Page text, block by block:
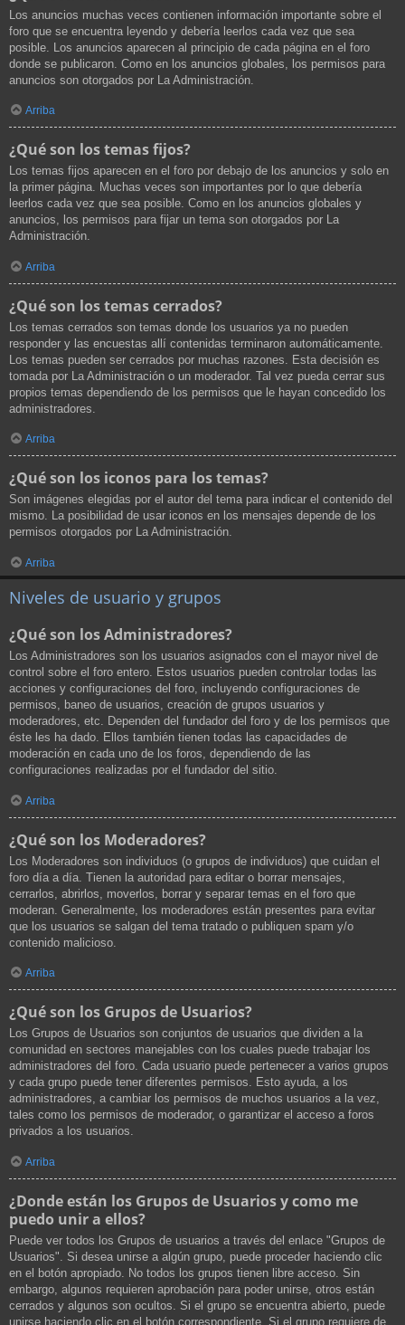
Los anuncios muchas veces contienen información importante sobre el
foro que se encuentra leyendo y debería leerlos cada vez que sea
posible. Los anuncios aparecen al principio de cada página en el foro
donde se publicaron. Como en los anuncios globales, los permisos para
anuncios son otorgados por La Administración.
Arriba
¿Qué son los temas fijos?
Los temas fijos aparecen en el foro por debajo de los anuncios y solo en
la primer página. Muchas veces son importantes por lo que debería
leerlos cada vez que sea posible. Como en los anuncios globales y
anuncios, los permisos para fijar un tema son otorgados por La
Administración.
Arriba
¿Qué son los temas cerrados?
Los temas cerrados son temas donde los usuarios ya no pueden
responder y las encuestas allí contenidas terminaron automáticamente.
Los temas pueden ser cerrados por muchas razones. Esta decisión es
tomada por La Administración o un moderador. Tal vez pueda cerrar sus
propios temas dependiendo de los permisos que le hayan concedido los
administradores.
Arriba
¿Qué son los iconos para los temas?
Son imágenes elegidas por el autor del tema para indicar el contenido del
mismo. La posibilidad de usar iconos en los mensajes depende de los
permisos otorgados por La Administración.
Arriba
Niveles de usuario y grupos
¿Qué son los Administradores?
Los Administradores son los usuarios asignados con el mayor nivel de
control sobre el foro entero. Estos usuarios pueden controlar todas las
acciones y configuraciones del foro, incluyendo configuraciones de
permisos, baneo de usuarios, creación de grupos usuarios y
moderadores, etc. Dependen del fundador del foro y de los permisos que
éste les ha dado. Ellos también tienen todas las capacidades de
moderación en cada uno de los foros, dependiendo de las
configuraciones realizadas por el fundador del sitio.
Arriba
¿Qué son los Moderadores?
Los Moderadores son individuos (o grupos de individuos) que cuidan el
foro día a día. Tienen la autoridad para editar o borrar mensajes,
cerrarlos, abrirlos, moverlos, borrar y separar temas en el foro que
moderan. Generalmente, los moderadores están presentes para evitar
que los usuarios se salgan del tema tratado o publiquen spam y/o
contenido malicioso.
Arriba
¿Qué son los Grupos de Usuarios?
Los Grupos de Usuarios son conjuntos de usuarios que dividen a la
comunidad en sectores manejables con los cuales puede trabajar los
administradores del foro. Cada usuario puede pertenecer a varios grupos
y cada grupo puede tener diferentes permisos. Esto ayuda, a los
administradores, a cambiar los permisos de muchos usuarios a la vez,
tales como los permisos de moderador, o garantizar el acceso a foros
privados a los usuarios.
Arriba
¿Donde están los Grupos de Usuarios y como me
puedo unir a ellos?
Puede ver todos los Grupos de usuarios a través del enlace "Grupos de
Usuarios". Si desea unirse a algún grupo, puede proceder haciendo clic
en el botón apropiado. No todos los grupos tienen libre acceso. Sin
embargo, algunos requieren aprobación para poder unirse, otros están
cerrados y algunos son ocultos. Si el grupo se encuentra abierto, puede
unirse haciendo clic en el botón correspondiente. Si el grupo requiere de